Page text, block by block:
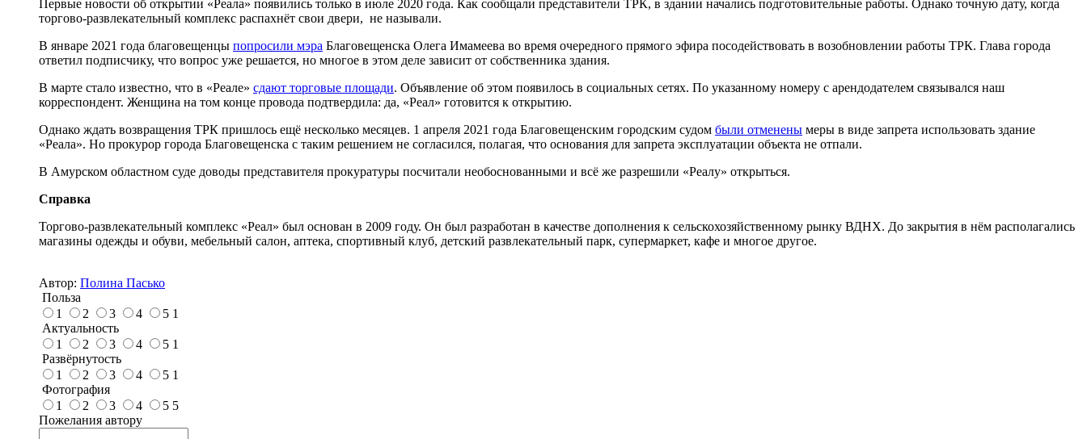
Первые новости об открытии «Реала» появились только в июле 2020 года. Как сообщали представители ТРК, в здании начались подготовительные работы. Однако точную дату, когда
торгово-развлекательный комплекс распахнёт свои двери, не называли.
В январе 2021 года благовещенцы попросили мэра Благовещенска Олега Имамеева во время очередного прямого эфира посодействовать в возобновлении работы ТРК. Глава города
ответил подписчику, что вопрос уже решается, но многое в этом деле зависит от собственника здания.
В марте стало известно, что в «Реале» сдают торговые площади. Объявление об этом появилось в социальных сетях. По указанному номеру с арендодателем связывался наш
корреспондент. Женщина на том конце провода подтвердила: да, «Реал» готовится к открытию.
Однако ждать возвращения ТРК пришлось ещё несколько месяцев. 1 апреля 2021 года Благовещенским городским судом были отменены меры в виде запрета использовать здание
«Реала». Но прокурор города Благовещенска с таким решением не согласился, полагая, что основания для запрета эксплуатации объекта не отпали.
В Амурском областном суде доводы представителя прокуратуры посчитали необоснованными и всё же разрешили «Реалу» открыться.
Справка
Торгово-развлекательный комплекс «Реал» был основан в 2009 году. Он был разработан в качестве дополнения к сельскохозяйственному рынку ВДНХ. До закрытия в нём располагались
магазины одежды и обуви, мебельный салон, аптека, спортивный клуб, детский развлекательный парк, супермаркет, кафе и многое другое.
Автор: Полина Пасько
Польза
1
2 3 4 5 1
Актуальность
1
2 3 4 5 1
Развёрнутость
1
2 3 4 5 1
Фотография
1
2 3 4 5 5
Пожелания автору